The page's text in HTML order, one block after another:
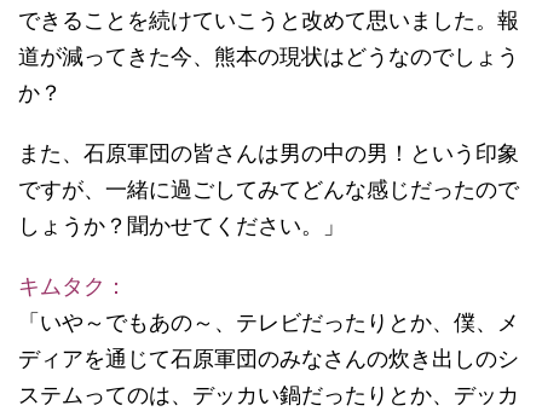
できることを続けていこうと改めて思いました。報
道が減ってきた今、熊本の現状はどうなのでしょう
か？
また、石原軍団の皆さんは男の中の男！という印象
ですが、一緒に過ごしてみてどんな感じだったので
しょうか？聞かせてください。」
キムタク：
「いや～でもあの～、テレビだったりとか、僕、メ
ディアを通じて石原軍団のみなさんの炊き出しのシ
ステムってのは、デッカい鍋だったりとか、デッカ